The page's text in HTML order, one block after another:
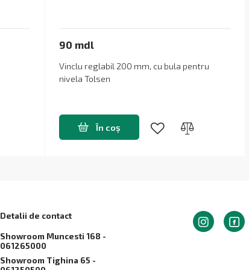
90 mdl
Vinclu reglabil 200 mm, cu bula pentru
nivela Tolsen
În coș
Detalii de contact
Showroom Muncesti 168 -
061265000
Showroom Tighina 65 -